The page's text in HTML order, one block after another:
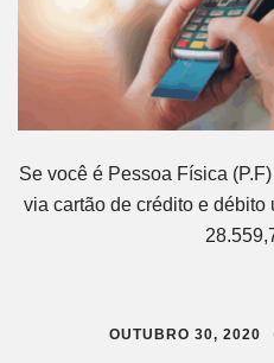
Se você é Pessoa Física
via cartão de crédito e
OUTUBRO 30, 2020